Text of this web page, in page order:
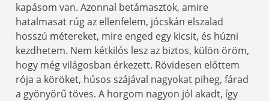
kapásom van. Azonnal betámasztok, amire
hatalmasat rúg az ellenfelem, jócskán elszalad
hosszú métereket, mire enged egy kicsit, és húzni
kezdhetem. Nem kétkilós lesz az biztos, külön öröm,
hogy még világosban érkezett. Rövidesen előttem
rója a köröket, húsos szájával nagyokat piheg, fárad
a gyönyörű töves. A horgom nagyon jól akadt, így